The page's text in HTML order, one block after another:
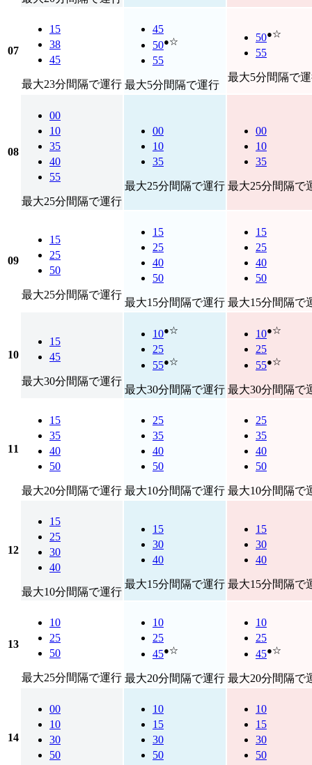
07
15
38
45
最大23分間隔で運行
45
50●☆
55
最大5分間隔で運行
50●☆
55
最大5分間隔で
08
00
10
35
40
55
最大25分間隔で運行
00
10
35
最大25分間隔で運行
00
10
35
最大25分間隔で
09
15
25
50
最大25分間隔で運行
15
25
40
50
最大15分間隔で運行
15
25
40
50
最大15分間隔で
10
15
45
最大30分間隔で運行
10●☆
25
55●☆
最大30分間隔で運行
10●☆
25
55●☆
最大30分間隔で
11
15
35
40
50
最大20分間隔で運行
25
35
40
50
最大10分間隔で運行
25
35
40
50
最大10分間隔で
12
15
25
30
40
最大10分間隔で運行
15
30
40
最大15分間隔で運行
15
30
40
最大15分間隔で
13
10
25
50
最大25分間隔で運行
10
25
45●☆
最大20分間隔で運行
10
25
45●☆
最大20分間隔で
14
00
10
30
50
10
15
30
50
10
15
30
50